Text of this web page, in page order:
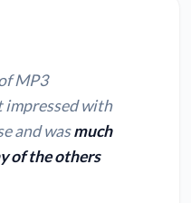
MP3
impressed with
and wasmuch
of the others